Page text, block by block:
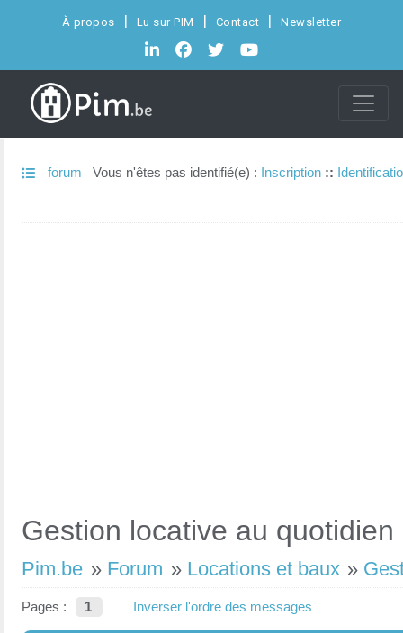
À propos Lu sur PIM Contact Newsletter
forum Vous n'êtes pas identifié(e) : Inscription ::
Gestion locative au quotidien
Pim.be » Forum » Locations et baux »
Pages : 1 Inverser l'ordre des messages